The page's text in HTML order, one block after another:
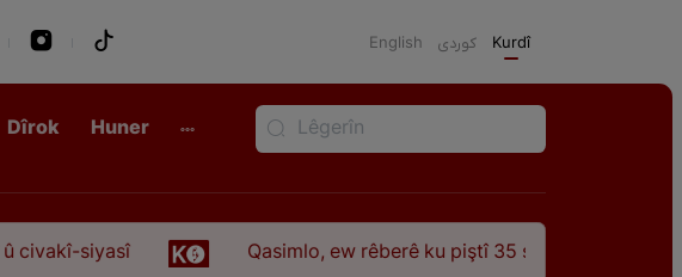
English كوردی Kurdî
Dîrok Huner
Qasimlo, ew rêberê ku piştî 35 sal ji şehîdbûna wî hê jî rêbaza